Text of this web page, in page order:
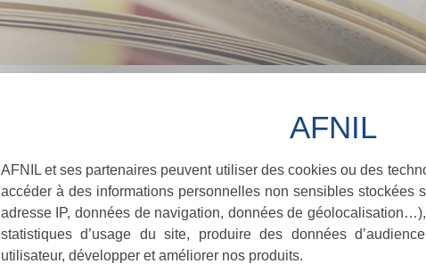
AFNIL et ses partenaires peuvent utiliser des cookies ou des
accéder à des informations personnelles non sensibles stockées
adresse IP, données de navigation, données de
statistiques d’usage du site, produire des données
utilisateur, développer et améliorer nos produits.